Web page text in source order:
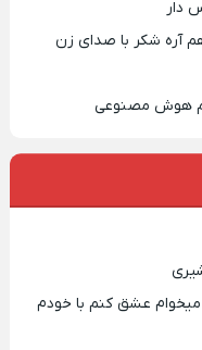
دار
آره شکر با صدای زن
هوش مصنوعی
میخوام عشق کنم با خودم